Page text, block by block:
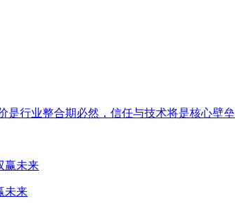
是行业整合期必然，信任与技术将是核心壁垒
未来